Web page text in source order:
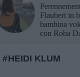
Flaubert in
bambina
con Roba
HEIDI KLUM